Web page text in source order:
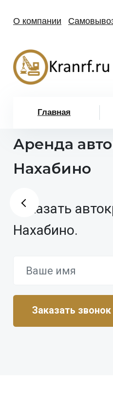
О компании
Главная
Аренда
Нахабино
Заказать
Нахабино.